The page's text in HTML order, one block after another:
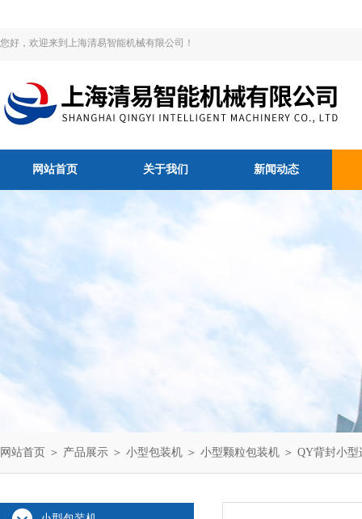
您好，欢迎来到上海清易智能机械有限公司！
网站首页 关于我们 新闻动态
网站首页 ＞ 产品展示 ＞ 小型包装机 ＞ 小型颗粒包装机 ＞ QY背封小